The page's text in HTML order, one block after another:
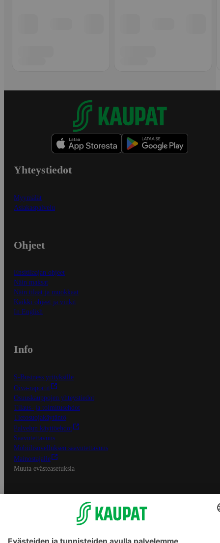
Yhteystiedot
Myymälät
Asiakaspalvelu
Ohjeet
Ensitilaajan ohjeet
Näin maksat
Näin tilaat ja muokkaat
Kaikki ohjeet ja vinkit
In English
Info
S-Business yrityksille
Oiva-raportit
Osuuskauppojen yhteystiedot
Tilaus- ja toimitusehdot
Tietosuojakäytäntö
Palvelun käyttöehdot
Saavutettavuus
Mobiilisovelluksen saavutettavuus
Mainostajalle
Muuta evästeasetuksia
S-ryhmän palvelut